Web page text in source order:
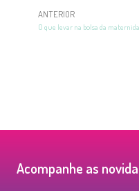
ANTERIOR
Acompanhe as